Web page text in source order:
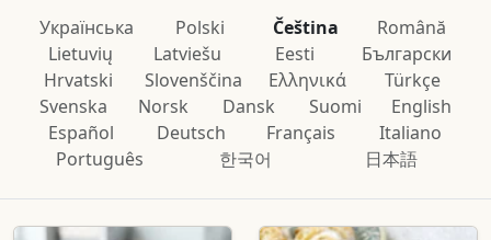
Українська Polski Čeština
Română
Lietuvių
Latviešu Eesti
Български
Hrvatski
Slovenščina Ελληνικά
Türkçe
Svenska
Norsk Dansk Suomi
English
Español
Deutsch Français
Italiano
Português
한국어 日本語